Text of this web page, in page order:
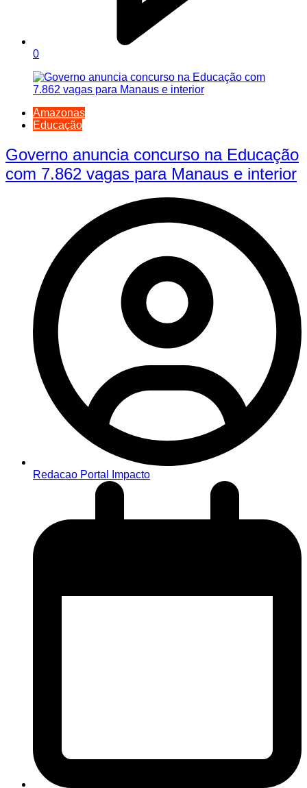
0
Amazonas
Educação
Governo anuncia concurso na Educação
com 7.862 vagas para Manaus e interior
Redacao Portal Impacto